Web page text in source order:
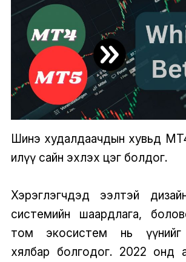
Шинэ худалдаачдын хувьд
илүү сайн эхлэх цэг болдог.
Хэрэглэгчдэд ээлтэй
системийн шаардлага,
том экосистем нь үүнийг
хялбар болгодог. 2022 онд